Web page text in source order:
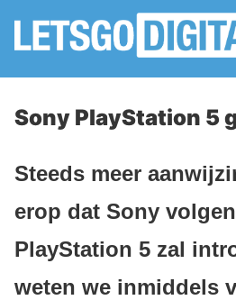
Sony PlayStation 5
Steeds meer
erop dat Sony
PlayStation 5 zal
weten we inmiddels